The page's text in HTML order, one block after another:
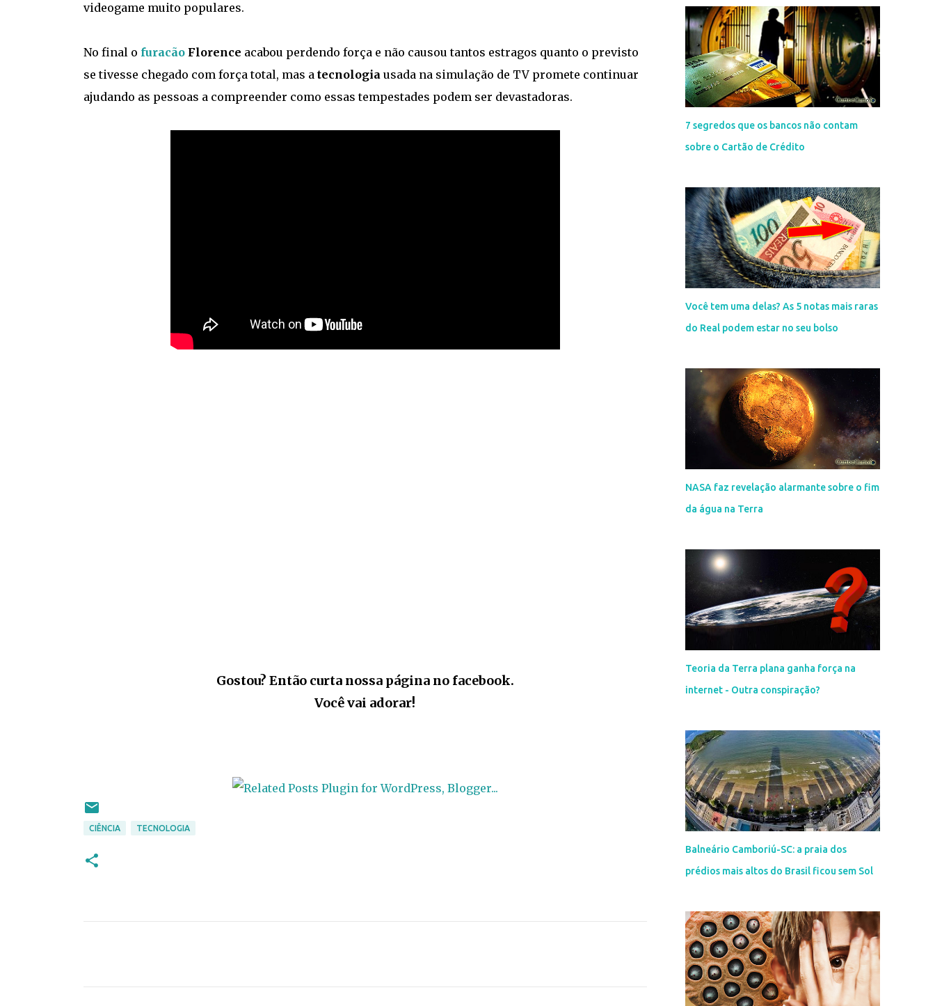
videogame muito populares.
No final o furacãoFlorence acabou perdendo força e não causou tantos estragos quanto o previsto
se tivesse chegado com força total, mas a tecnologia usada na simulação de TV promete continuar
ajudando as pessoas a compreender como essas tempestades podem ser devastadoras.
Gostou? Então curta nossa página no facebook.
Você vai adorar!
CIÊNCIA TECNOLOGIA
7 segredos que os bancos não contam
sobre o Cartão de Crédito
Você tem uma delas? As 5 notas mais raras
do Real podem estar no seu bolso
NASA faz revelação alarmante sobre o fim
da água na Terra
Teoria da Terra plana ganha força na
internet - Outra conspiração?
Balneário Camboriú-SC: a praia dos
prédios mais altos do Brasil ficou sem Sol